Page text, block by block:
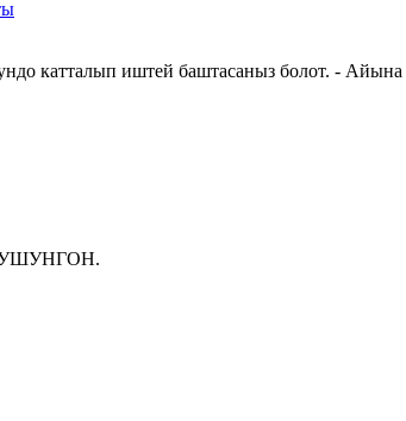
катталып иштей баштасаныз болот. -